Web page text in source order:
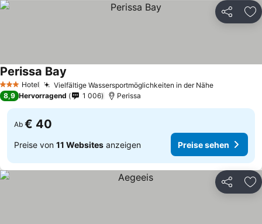
Teilen
3 SterneHotel Vielfältige Wassersportmöglichkeiten in der Nähe
Perissa Bay
8,9 Hervorragend 1 006 Perissa
Ab € 40
Preise von 11 Websites anzeigen Preise sehen
Teilen